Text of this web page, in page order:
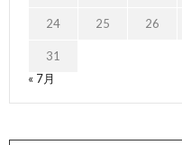
24 25 26
31
« 7月